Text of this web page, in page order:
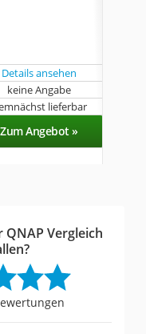
Details ansehen
keine Angabe
lieferbar
Zum Angebot »
Vergleich